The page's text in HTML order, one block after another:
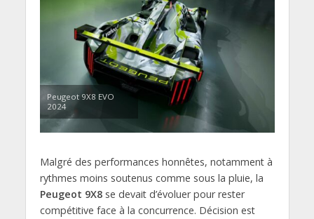
Peugeot 9X8 EVO
2024
Malgré des performances honnêtes, notamment à
rythmes moins soutenus comme sous la pluie, la
Peugeot 9X8se devait d’évoluer pour rester
compétitive face à la concurrence. Décision est